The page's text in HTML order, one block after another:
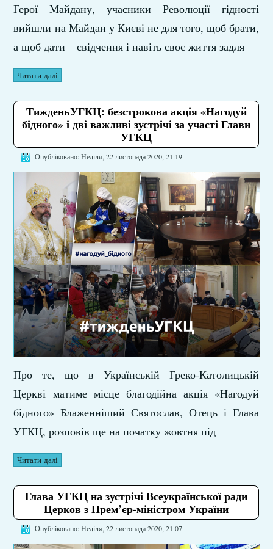
Герої Майдану, учасники Революції гідності
вийшли на Майдан у Києві не для того, щоб брати,
а щоб дати – свідчення і навіть своє життя задля
Читати далі
ТижденьУГКЦ: безстрокова акція «Нагодуй
бідного» і дві важливі зустрічі за участі Глави
УГКЦ
Опубліковано: Неділя, 22 листопада 2020, 21:19
Про те, що в Українській Греко-Католицькій
Церкві матиме місце благодійна акція «Нагодуй
бідного» Блаженніший Святослав, Отець і Глава
УГКЦ, розповів ще на початку жовтня під
Читати далі
Глава УГКЦ на зустрічі Всеукраїнської ради
Церков з Прем’єр-міністром України
Опубліковано: Неділя, 22 листопада 2020, 21:07